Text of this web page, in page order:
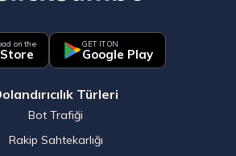
on the GET IT ON
Google Play
Türleri
Bot Trafiği
Rakip Sahtekarlığı